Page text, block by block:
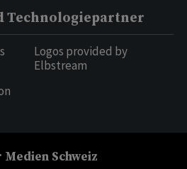
Technologiepartner
Logos provided by
Elbstream
Schweiz